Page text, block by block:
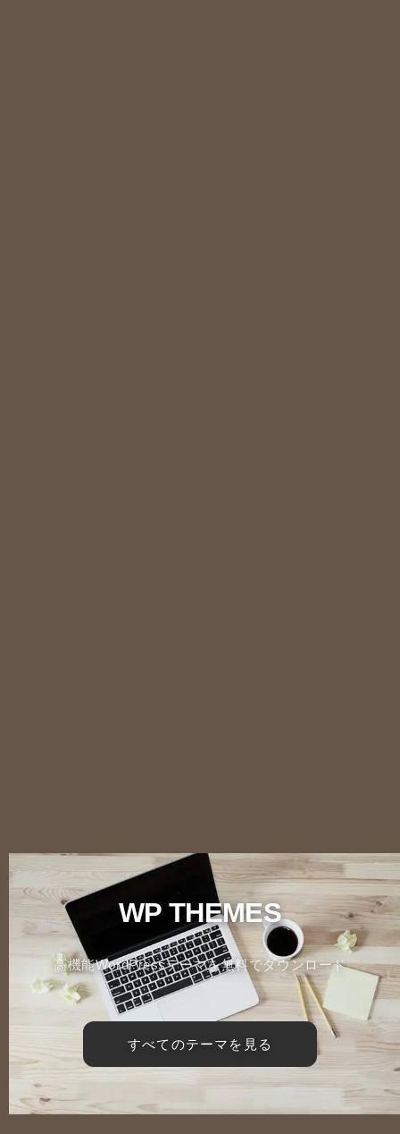
WP THEMES
高機能WordPressテーマを無料でダウンロード
すべてのテーマを見る